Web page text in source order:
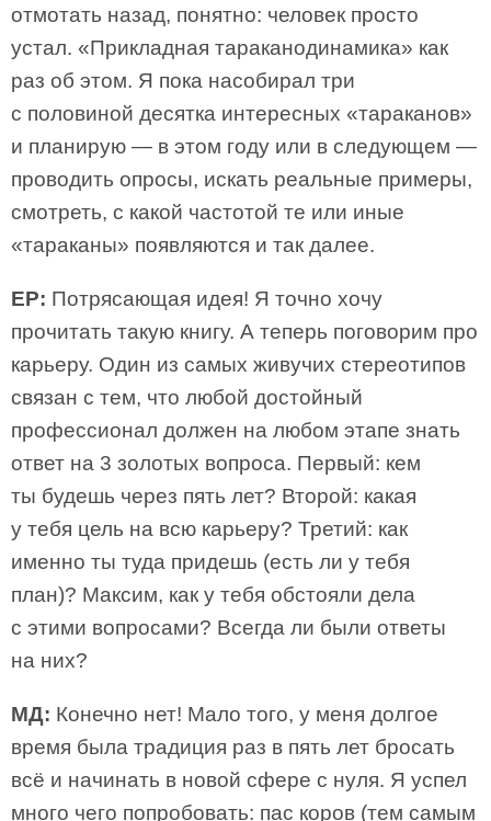
отмотать назад, понятно: человек просто
устал. «Прикладная тараканодинамика» как
раз об этом. Я пока насобирал три
с половиной десятка интересных «тараканов»
и планирую — в этом году или в следующем —
проводить опросы, искать реальные примеры,
смотреть, с какой частотой те или иные
«тараканы» появляются и так далее.
ЕР: Потрясающая идея! Я точно хочу
прочитать такую книгу. А теперь поговорим про
карьеру. Один из самых живучих стереотипов
связан с тем, что любой достойный
профессионал должен на любом этапе знать
ответ на 3 золотых вопроса. Первый: кем
ты будешь через пять лет? Второй: какая
у тебя цель на всю карьеру? Третий: как
именно ты туда придешь (есть ли у тебя
план)? Максим, как у тебя обстояли дела
с этими вопросами? Всегда ли были ответы
на них?
МД: Конечно нет! Мало того, у меня долгое
время была традиция раз в пять лет бросать
всё и начинать в новой сфере с нуля. Я успел
много чего попробовать: пас коров (тем самым